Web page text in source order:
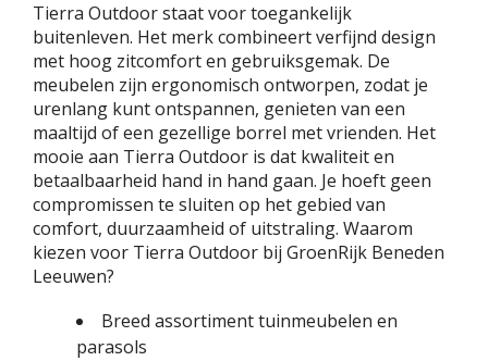
Tierra Outdoor staat voor toegankelijk
buitenleven. Het merk combineert verfijnd design
met hoog zitcomfort en gebruiksgemak. De
meubelen zijn ergonomisch ontworpen, zodat je
urenlang kunt ontspannen, genieten van een
maaltijd of een gezellige borrel met vrienden. Het
mooie aan Tierra Outdoor is dat kwaliteit en
betaalbaarheid hand in hand gaan. Je hoeft geen
compromissen te sluiten op het gebied van
comfort, duurzaamheid of uitstraling. Waarom
kiezen voor Tierra Outdoor bij GroenRijk Beneden
Leeuwen?
Breed assortiment tuinmeubelen en
parasols